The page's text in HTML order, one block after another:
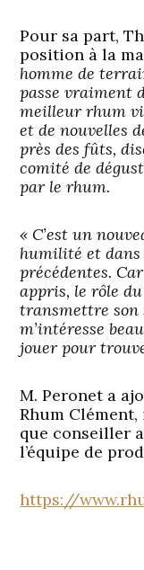
Pour sa part,
position à la
homme de
passe vraiment
meilleur rhum
et de nouvelles
près des fûts,
comité de
par le rhum.
« C’est un
humilité et
précédentes.
appris, le rôle
transmettre son
m’intéresse
jouer pour
M. Peronet a
Rhum
que conseiller
l’équipe de
https://